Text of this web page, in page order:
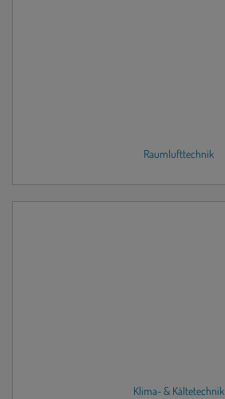
Raumlufttechnik
Klima- & Kältetechnik